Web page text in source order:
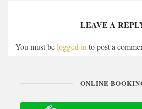
LEAVE A
You must belogged in to post a
ONLINE